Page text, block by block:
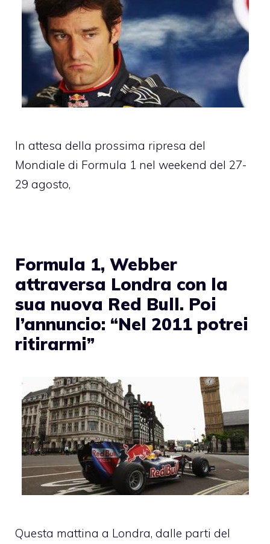
In attesa della prossima ripresa del
Mondiale di Formula 1 nel weekend del 27-
29 agosto,
Formula 1, Webber
attraversa Londra con la
sua nuova Red Bull. Poi
l’annuncio: “Nel 2011 potrei
ritirarmi”
Questa mattina a Londra, dalle parti del